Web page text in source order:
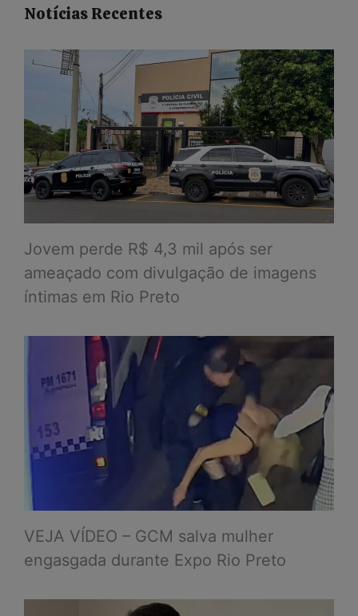
Notícias Recentes
Jovem perde R$ 4,3 mil após ser
ameaçado com divulgação de imagens
íntimas em Rio Preto
VEJA VÍDEO – GCM salva mulher
engasgada durante Expo Rio Preto